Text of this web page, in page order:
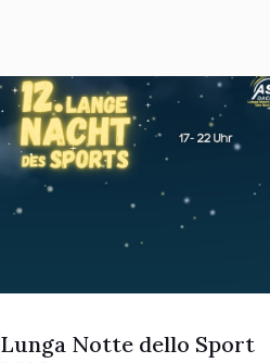
Lunga Notte dello Sport